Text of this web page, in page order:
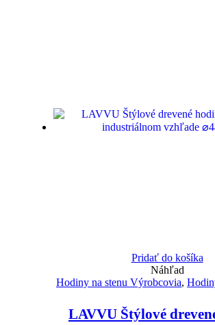
Pridať do košíka
Náhľad
Hodiny na stenu Výrobcovia,
LAVVU Štýlové